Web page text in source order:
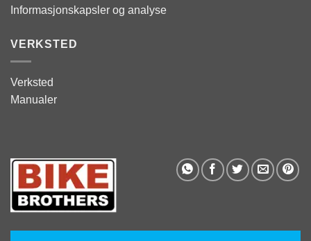
Informasjonskapsler og analyse
VERKSTED
Verksted
Manualer